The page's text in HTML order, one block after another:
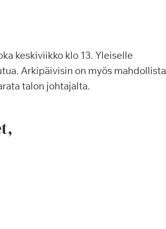
keskiviikko klo 13. Yleiselle
Arkipäivisin on myös mahdollista
talon johtajalta.